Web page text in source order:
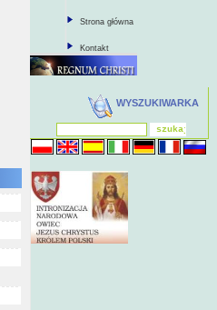
Strona główna
Kontakt
WYSZUKIWARKA